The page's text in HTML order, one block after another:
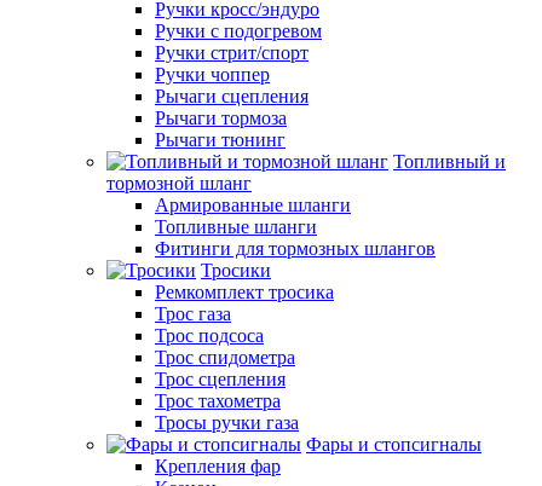
Ручки кросс/эндуро
Ручки с подогревом
Ручки стрит/спорт
Ручки чоппер
Рычаги сцепления
Рычаги тормоза
Рычаги тюнинг
Топливный и
тормозной шланг
Армированные шланги
Топливные шланги
Фитинги для тормозных шлангов
Тросики
Ремкомплект тросика
Трос газа
Трос подсоса
Трос спидометра
Трос сцепления
Трос тахометра
Тросы ручки газа
Фары и стопсигналы
Крепления фар